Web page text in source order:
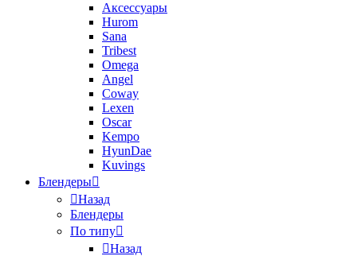
Аксессуары
Hurom
Sana
Tribest
Omega
Angel
Coway
Lexen
Oscar
Kempo
HyunDae
Kuvings
Блендеры
Назад
Блендеры
По типу
Назад